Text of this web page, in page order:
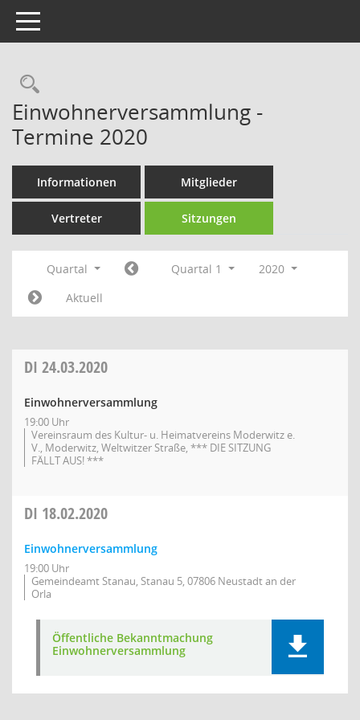
Toggle navigation
Rechercheauswahl
Einwohnerversammlung -
Termine 2020
Informationen Mitglieder
Vertreter Sitzungen
Quartal Quartal 1
2020
Aktuell
DI 24.03.2020
Einwohnerversammlung
19:00 Uhr
Vereinsraum des Kultur- u. Heimatvereins Moderwitz e.
V., Moderwitz, Weltwitzer Straße, *** DIE SITZUNG
FÄLLT AUS! ***
DI 18.02.2020
Einwohnerversammlung
19:00 Uhr
Gemeindeamt Stanau, Stanau 5, 07806 Neustadt an der
Orla
Öffentliche Bekanntmachung
Einwohnerversammlung